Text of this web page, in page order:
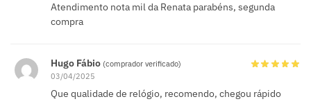
Atendimento nota mil da Renata parabéns, segunda
compra
Hugo Fábio (comprador verificado)
03/04/2025
Que qualidade de relógio, recomendo, chegou rápido